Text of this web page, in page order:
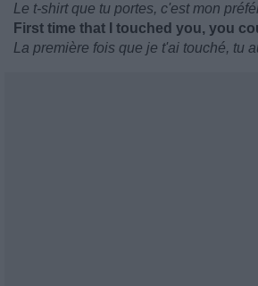
Le t-shirt que tu portes, c'est mon
First time that I touched you, you
La première fois que je t'ai touché, tu